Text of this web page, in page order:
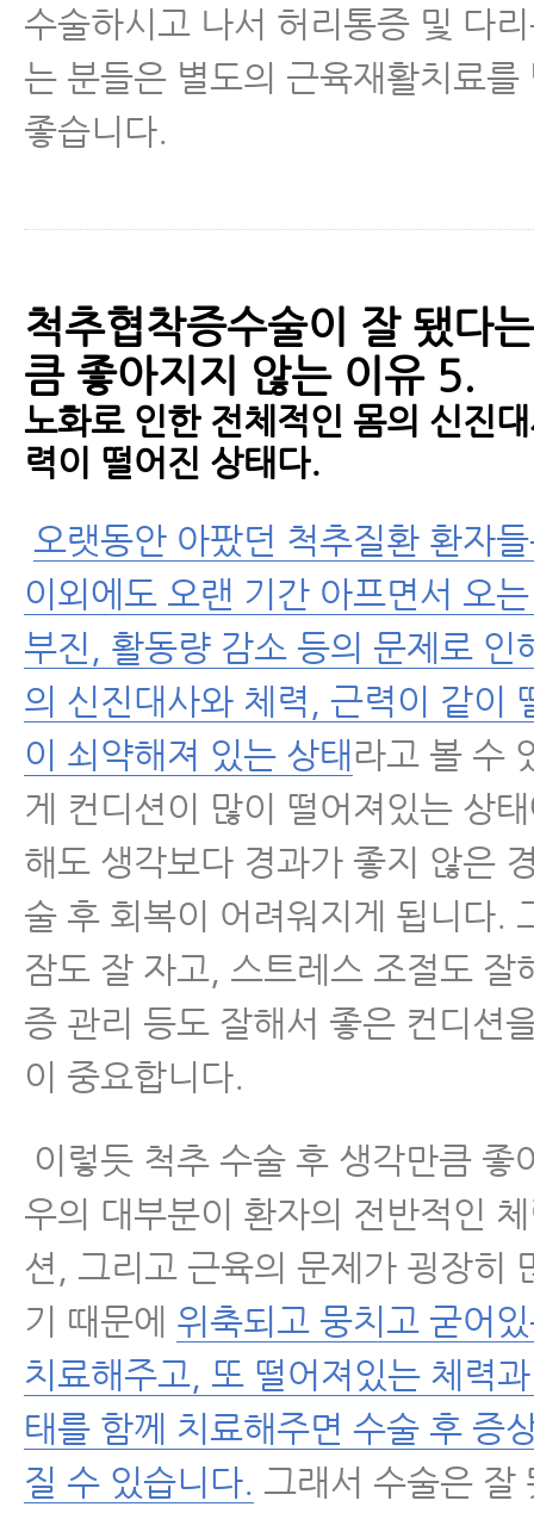
수술하시고 나서 허리통증 및 다
는 분들은 별도의 근육재활치료를
좋습니다.
척추협착증수술이 잘 됐다
큼 좋아지지 않는 이유 5.
노화로 인한 전체적인 몸의 신진
력이 떨어진 상태다.
오랫동안 아팠던 척추질환 환자
이외에도 오랜 기간 아프면서 오
부진, 활동량 감소 등의 문제로 인
의 신진대사와 체력, 근력이 같이
이 쇠약해져 있는 상태라고 볼 수
게 컨디션이 많이 떨어져있는 상
해도 생각보다 경과가 좋지 않은
술 후 회복이 어려워지게 됩니다.
잠도 잘 자고, 스트레스 조절도 잘
증 관리 등도 잘해서 좋은 컨디션
이 중요합니다.
이렇듯 척추 수술 후 생각만큼 좋
우의 대부분이 환자의 전반적인
션, 그리고 근육의 문제가 굉장히
기 때문에 위축되고 뭉치고 굳어
치료해주고, 또 떨어져있는 체력
태를 함께 치료해주면 수술 후 증
질 수 있습니다. 그래서 수술은 잘